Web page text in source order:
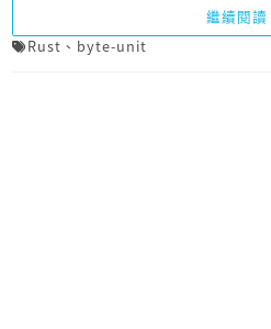
繼續閱讀
Rust 、 byte-unit